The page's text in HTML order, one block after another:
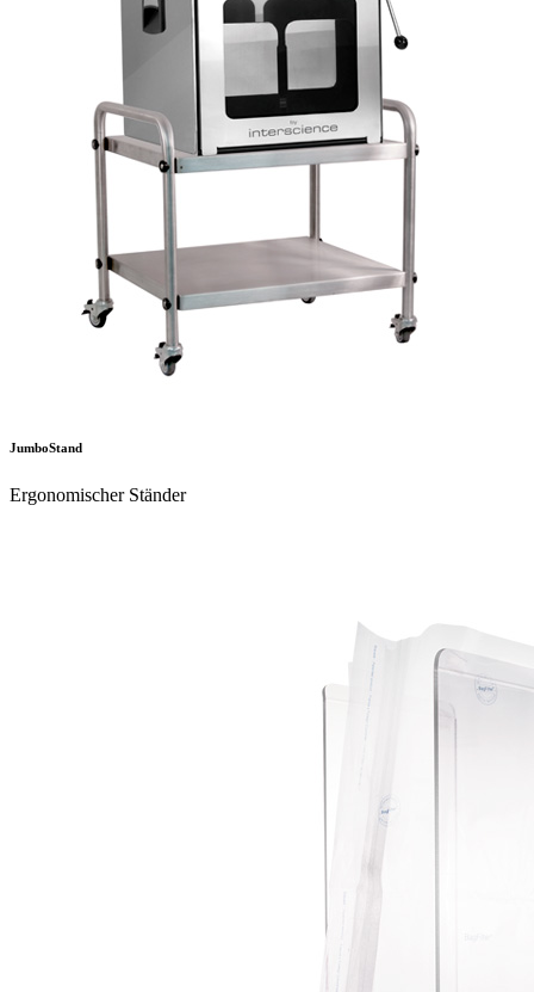
JumboStand
Ergonomischer Ständer